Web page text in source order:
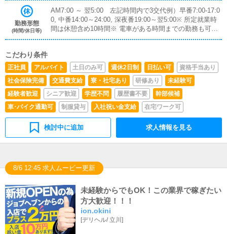
勤務形態
(時間/休日等)
AM7:00 ～ 翌5:00 左記時間内で3交代例）早番7:00-17:0
0, 中番14:00～24:00, 深夜番19:00～翌5:00※ 所定就業時
間は休憩含め10時間※ 電車がある時間までの勤務も可能
です。※ 勤務時間は相談可
こだわり条件
正社員 アルバイト 土日のみ可 週休2日制 日払い可
資格手当あり
社会保険完備
交通費支給 寮・社宅あり 研修あり
未経験可
経験者歓迎
シニア歓迎 学歴不問 履歴書不要
幹部候補
車･バイク通勤可
制服貸与 入社祝い金支給 在宅ワーク可
検討中に追加 求人情報を見る
8/6 12:45 求人ムービー更新
未経験からでもOK！この業界で稼ぎたい
方大歓迎！！！
ion.okini
[デリヘル/ 立川]